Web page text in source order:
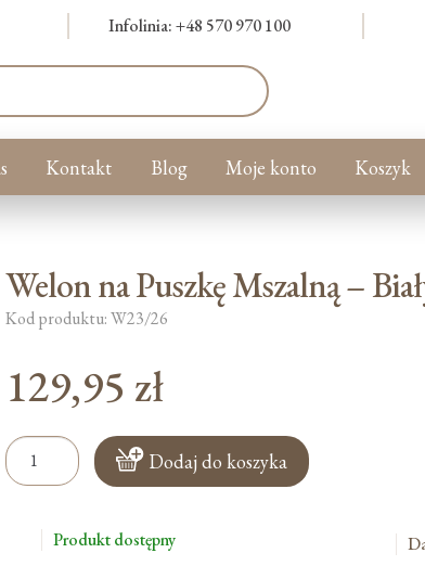
Infolinia: +48 570 970 100
Kontakt Blog Moje konto Koszyk
Welon na Puszkę Mszalną –
Kod produktu: W23/26
129,95 zł
ilość
Welon
Puszkę
Mszalną
Dodaj do koszyka
Produkt dostępny